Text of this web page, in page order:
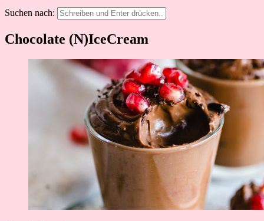
Suchen nach:
Chocolate (N)IceCream